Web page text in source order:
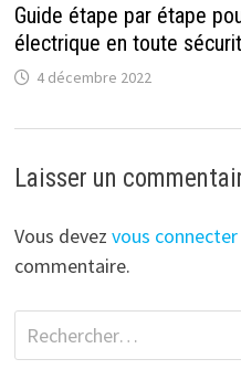
Guide étape par étape
électrique en toute
4 décembre 2022
Laisser un
Vous devez vous connecter
commentaire.
Rechercher :